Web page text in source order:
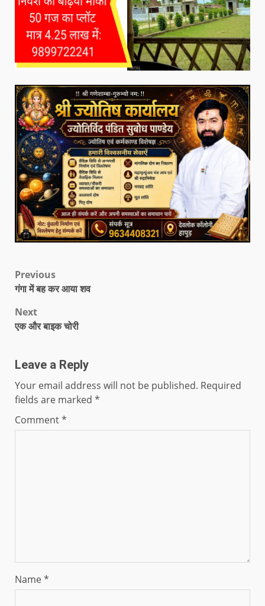
Previous
गंगा में बह कर आया शव
Next
एक और बाइक चोरी
Leave a Reply
Your email address will not be published. Required
fields are marked *
Comment*
Name*